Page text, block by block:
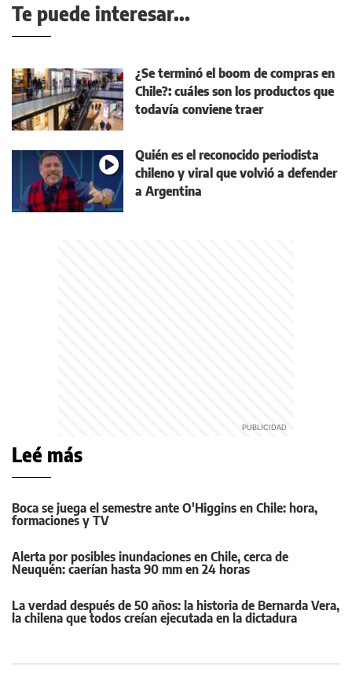
Te puede interesar...
¿Se terminó el boom de compras en
Chile?: cuáles son los productos que
todavía conviene traer
Quién es el reconocido periodista
chileno y viral que volvió a defender
a Argentina
Leé más
Boca se juega el semestre ante O'Higgins en Chile: hora,
formaciones y TV
Alerta por posibles inundaciones en Chile, cerca de
Neuquén: caerían hasta 90 mm en 24 horas
La verdad después de 50 años: la historia de Bernarda Vera,
la chilena que todos creían ejecutada en la dictadura